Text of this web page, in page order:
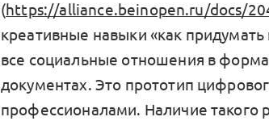
(https://alliance.beinopen.ru/docs/
креативные навыки «как
все социальные отношения в
документах. Это прототип
профессионалами. Наличие такого